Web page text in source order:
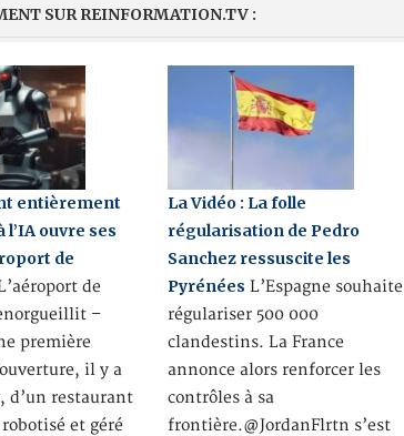
SUR REINFORMATION.TV :
entièrement
ouvre ses
de
de
–
première
il y a
d’un restaurant
et géré
La Vidéo : La folle
régularisation de Pedro
Sanchez ressuscite les
Pyrénées L’Espagne souhaite
régulariser 500 000
clandestins. La France
annonce alors renforcer les
contrôles à sa
frontière.@JordanFlrtn s’est